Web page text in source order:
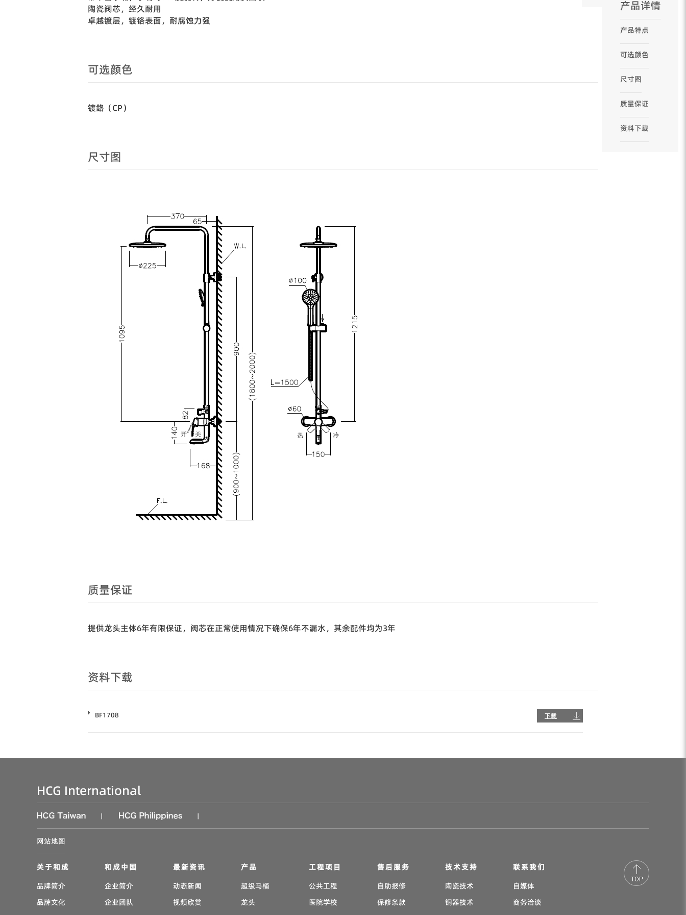
陶瓷阀芯，经久耐用
卓越镀层，镀铬表面，耐腐蚀力强
可选颜色
镀鉻（CP）
尺寸图
质量保证
提供龙头主体6年有限保证，阀芯在正常使用情况下确保6年不漏水，其余配件均为3年
资料下载
BF1708 下载
产品详情
产品特点
可选颜色
尺寸图
质量保证
资料下载
HCG International
| |
网站地图
关于和成
品牌简介
品牌文化
和成中国
企业简介
企业团队
最新资讯
动态新闻
视频欣赏
产品
超级马桶
龙头
工程项目
公共工程
医院学校
售后服务
自助报修
保修条款
技术支持
陶瓷技术
铜器技术
联系我们
自媒体
商务洽谈